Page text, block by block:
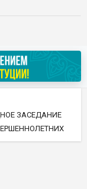
ЗАСЕДАНИЕ